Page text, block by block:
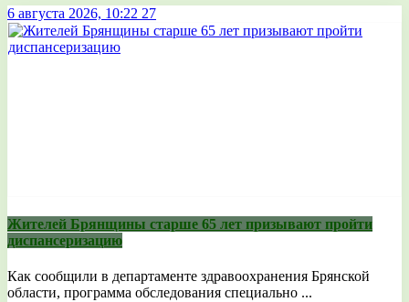
6 августа 2026, 10:22 27
Жителей Брянщины старше 65 лет призывают пройти
диспансеризацию
Как сообщили в департаменте здравоохранения Брянской
области, программа обследования специально ...